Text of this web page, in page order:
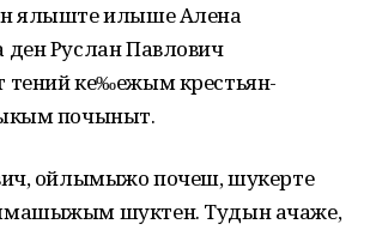
ялыште илыше Алена
Руслан Павлович
ке‰ежым крестьян-
почыныт.
ойлымыжо почеш, шукерте
шуктен. Тудын ачаже,